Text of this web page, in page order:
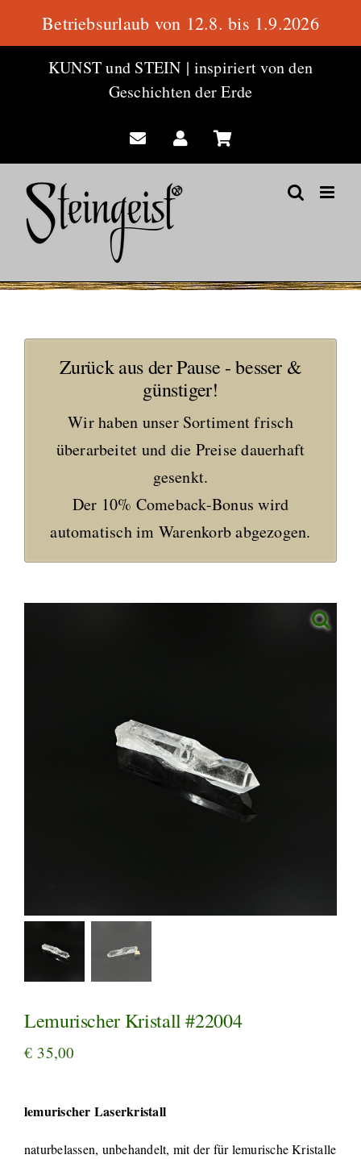
KUNST und STEIN | inspiriert von den
Geschichten der Erde
Zurück aus der Pause - besser &
günstiger!
Wir haben unser Sortiment frisch
überarbeitet und die Preise dauerhaft
gesenkt.
Der 10% Comeback-Bonus wird
automatisch im Warenkorb abgezogen.
Lemurischer Kristall #22004
€ 35,00
lemurischer Laserkristall
naturbelassen, unbehandelt, mit der für lemurische Kristalle
Betriebsurlaub von 12.8. bis 1.9.2026